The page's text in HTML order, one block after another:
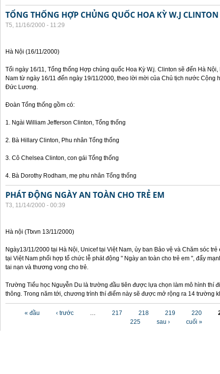
TỔNG THỐNG HỢP CHỦNG QUỐC HOA KỲ W.J
T5, 11/16/2000 - 11:29
Hà Nội (16/11/2000)
Tối ngày 16/11, Tổng thống Hợp chủng quốc Hoa Kỳ W.j. Clinton sẽ đến Hà
Nam từ ngày 16/11 đến ngày 19/11/2000, theo lời mời của Chủ tịch nước Cộng
Đức Lương.
Đoàn Tổng thống gồm có:
1. Ngài William Jefferson Clinton, Tổng thống
2. Bà Hillary Clinton, Phu nhân Tổng thống
3. Cô Chelsea Clinton, con gái Tổng thống
4. Bà Dorothy Rodham, mẹ phu nhân Tổng thống
PHÁT ĐỘNG NGÀY AN TOÀN CHO TRẺ EM
T3, 11/14/2000 - 00:39
Hà nội (Ttxvn 13/11/2000)
Ngày13/11/2000 tại Hà Nội, Unicef tại Việt Nam, ủy ban Bảo vệ và Chăm sóc
tại Việt Nam phối hợp tổ chức lễ phát động " Ngày an toàn cho trẻ em ", đẩy
tai nạn và thương vong cho trẻ.
Trường Tiểu học Nguyễn Du là trường đầu tiên được lựa chọn làm mô hình thí
thông. Trong năm tới, chương trình thí điểm này sẽ được mở rộng ra 14 trường
« đầu ‹ trước … 217 218 219 220
225
sau › cuối »